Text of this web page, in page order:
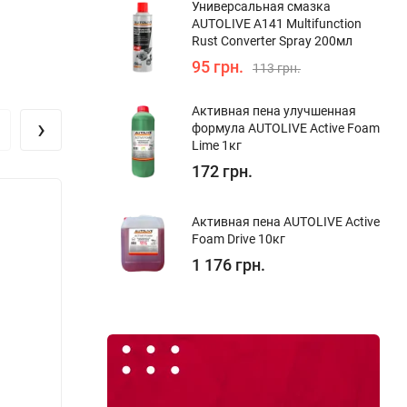
›
Универсальная смазка
AUTOLIVE A141 Multifunction
Rust Converter Spray 200мл
95 грн. 113 грн.
Активная пена улучшенная
формула AUTOLIVE Active Foam
Lime 1кг
172 грн.
Активная пена AUTOLIVE Active
Foam Drive 10кг
1 176 грн.